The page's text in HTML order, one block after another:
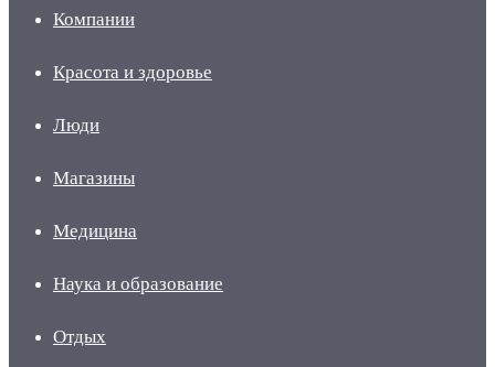
Компании
Красота и здоровье
Люди
Магазины
Медицина
Наука и образование
Отдых